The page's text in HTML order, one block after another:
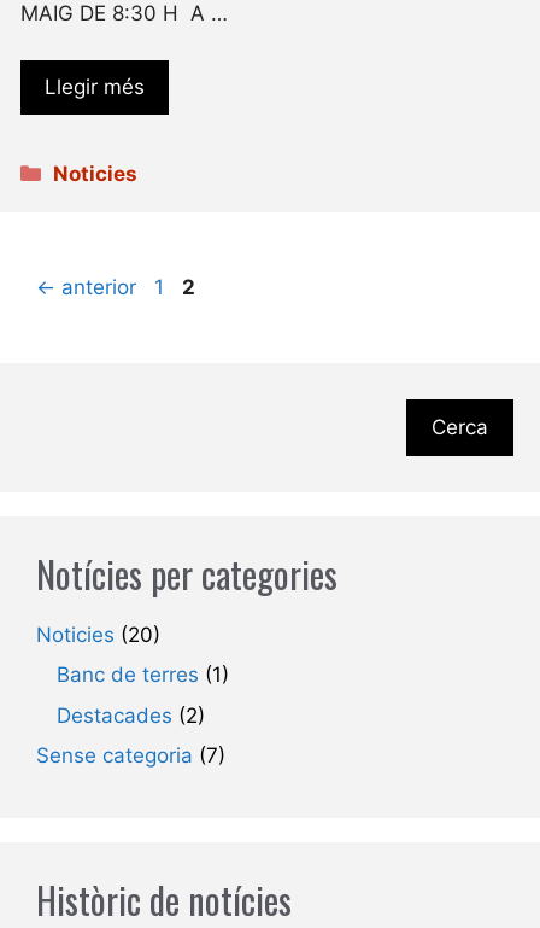
MAIG DE 8:30 H A …
Llegir més
Categories
Noticies
← anterior Pàgina
1 Pàgina
2
Cerca
Notícies per categories
Noticies (20)
Banc de terres (1)
Destacades (2)
Sense categoria (7)
Històric de notícies